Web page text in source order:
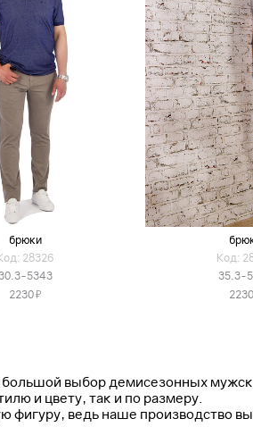
брюки
28326
5343
2230Я
Код:
35.3-
2230
выбор демисезонных
и цвету, так и по размеру.
фигуру, ведь наше производство